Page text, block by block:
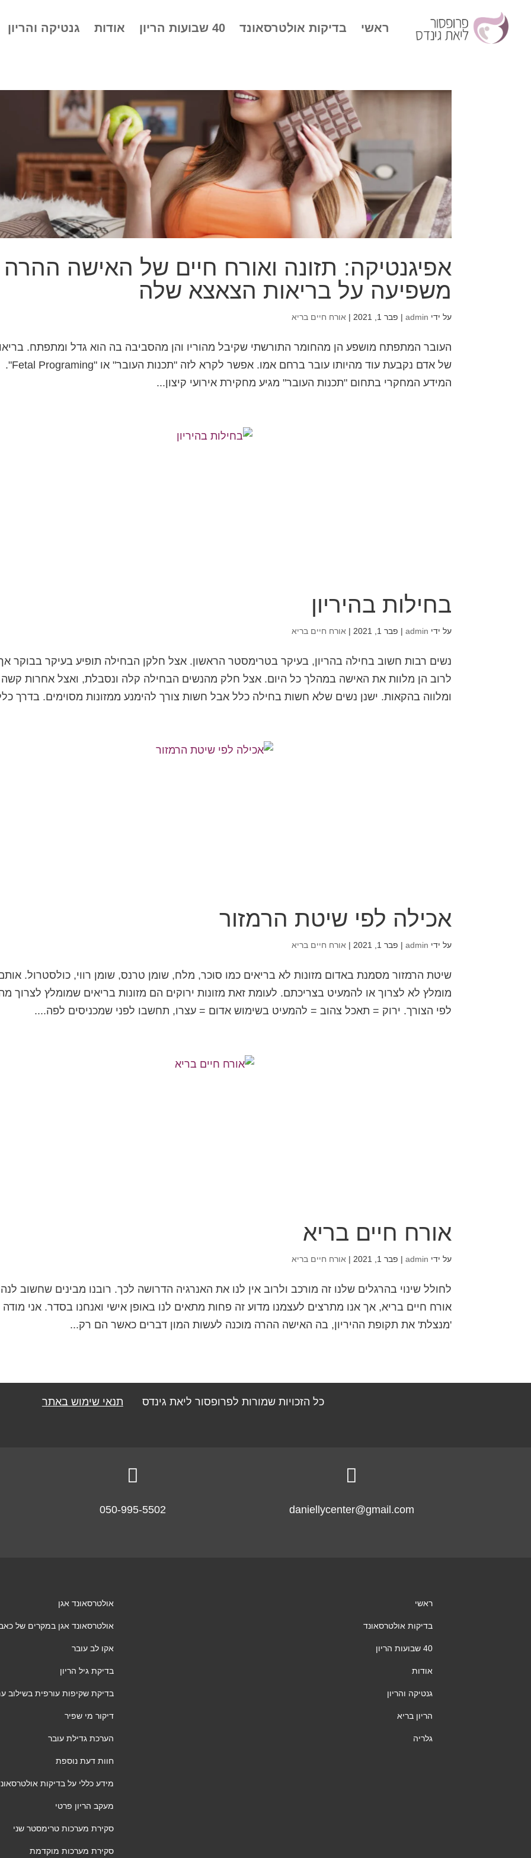
ראשי בדיקות אולטרסאונד 40 שבועות הריון אודות גנטיקה והריון
אפיגנטיקה: תזונה ואורח חיים של האישה ההרה
משפיעה על בריאות הצאצא שלה
על ידי admin
| פבר 1, 2021 | אורח חיים בריא
העובר המתפתח מושפע הן מהחומר התורשתי שקיבל מהוריו והן מהסביבה בה הוא גדל ומתפתח.
של אדם נקבעת עוד מהיותו עובר ברחם אמו. אפשר לקרא לזה "תכנות העובר" או "Fetal Programing".
המידע המחקרי בתחום "תכנות העובר" מגיע מחקירת אירועי קיצון...
בחילות בהיריון
על ידי admin
| פבר 1, 2021 | אורח חיים בריא
נשים רבות חשוב בחילה בהריון, בעיקר בטרימסטר הראשון. אצל חלקן הבחילה תופיע בעיקר בבוקר
לרוב הן מלוות את האישה במהלך כל היום. אצל חלק מהנשים הבחילה קלה ונסבלת, ואצל אחרות קשה
ומלווה בהקאות. ישנן נשים שלא חשות בחילה כלל אבל חשות צורך להימנע ממזונות מסוימים. בדרך
אכילה לפי שיטת הרמזור
על ידי admin
| פבר 1, 2021 | אורח חיים בריא
שיטת הרמזור מסמנת באדום מזונות לא בריאים כמו סוכר, מלח, שומן טרנס, שומן רווי, כולסטרול.
מומלץ לא לצרוך או להמעיט בצריכתם. לעומת זאת מזונות ירוקים הם מזונות בריאים שמומלץ לצרוך
לפי הצורך. ירוק = תאכל צהוב = להמעיט בשימוש אדום = עצרו, תחשבו לפני שמכניסים לפה....
אורח חיים בריא
על ידי admin
| פבר 1, 2021 | אורח חיים בריא
לחולל שינוי בהרגלים שלנו זה מורכב ולרוב אין לנו את האנרגיה הדרושה לכך. רובנו מבינים שחשוב
אורח חיים בריא, אך אנו מתרצים לעצמנו מדוע זה פחות מתאים לנו באופן אישי ואנחנו בסדר. אני מודה
'מנצלת' את תקופת ההיריון, בה האישה ההרה מוכנה לעשות המון דברים כאשר הם רק...
תנאי שימוש באתר כל הזכויות שמורות לפרופסור ליאת גינדס

050-995-5502

daniellycenter@gmail.com
אולטרסאונד אגן
אולטרסאונד אגן במקרים של כאבי
אקו לב עובר
בדיקת גיל הריון
בדיקת שקיפות עורפית
דיקור מי שפיר
הערכת גדילת עובר
חוות דעת נוספת
מידע כללי על בדיקות
מעקב הריון פרטי
סקירת מערכות טרימסטר שני
סקירת מערכות מוקדמת
ראשי
בדיקות אולטרסאונד
40 שבועות הריון
אודות
גנטיקה והריון
הריון בריא
גלריה